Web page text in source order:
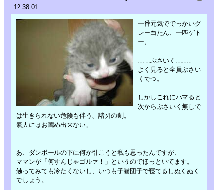
12:38:01
一番元気ででっかいグ
レー白たん、一匹ゲト
ー。
……ぶさいく……。
よく見ると全員ぶさい
くでつ。
しかしこれにハマると
次からぶさいく無しで
は生きられない危険も伴う、諸刃の剣。
素人にはお薦め出来ない。
あ、ダンボールの下に何か引こうと私も思ったんですが、
ママンが「何すんじゃゴルァ！」というのでほっといてます。
触ってみても冷たくないし、いつも子猫団子で寝てるしぬくぬく
でしょう。